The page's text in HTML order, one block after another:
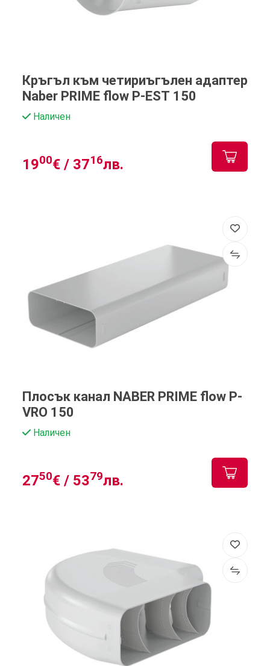
Кръгъл към четириъгълен адаптер
Naber PRIME flow P-EST 150
Наличен
1900€ / 3716лв.
Плосък канал NABER PRIME flow P-
VRO 150
Наличен
2750€ / 5379лв.